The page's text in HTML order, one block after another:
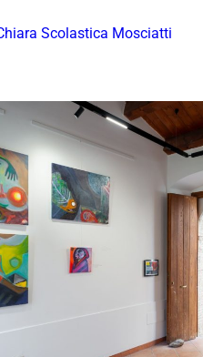
Scolastica Mosciatti